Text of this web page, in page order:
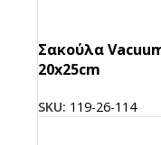
Σακούλα
20x25cm
SKU: 119-26-114